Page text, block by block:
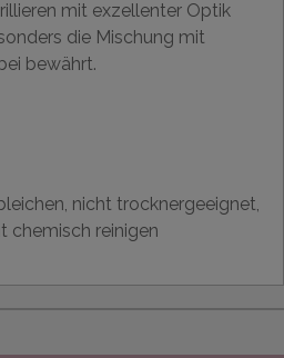
mit exzellenter Optik
die Mischung mit
bewährt.
nicht trocknergeeignet,
chemisch reinigen